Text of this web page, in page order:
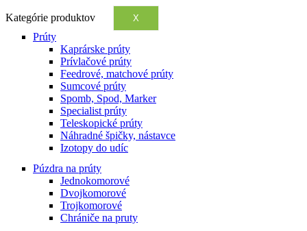
Kategórie produktov X
Prúty
Kaprárske prúty
Prívlačové prúty
Feedrové, matchové prúty
Sumcové prúty
Spomb, Spod, Marker
Specialist prúty
Teleskopické prúty
Náhradné špičky, nástavce
Izotopy do udíc
Púzdra na prúty
Jednokomorové
Dvojkomorové
Trojkomorové
Chrániče na pruty